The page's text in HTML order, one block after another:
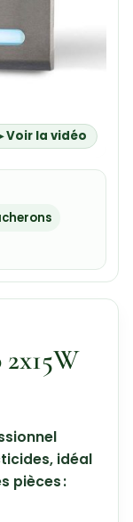
Voir la vidéo
idéal
pièces :